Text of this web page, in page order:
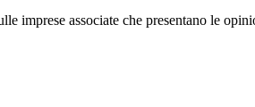
imprese associate che presentano le